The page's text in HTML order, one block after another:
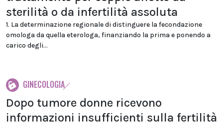
sterilità o da infertilità assoluta
1. La determinazione regionale di distinguere la fecondazione
omologa da quella eterologa, finanziando la prima e ponendo a
carico degli...
GINECOLOGIA
Dopo tumore donne ricevono
informazioni insufficienti sulla fertilità